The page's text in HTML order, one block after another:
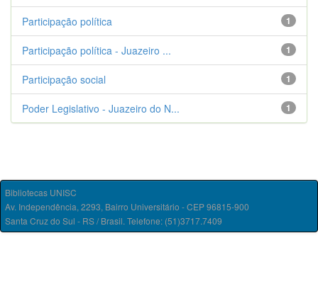
1
Participação política
1
Participação política - Juazeiro ...
1
Participação social
1
Poder Legislativo - Juazeiro do N...
Bibliotecas UNISC
Av. Independência, 2293, Bairro Universitário - CEP 96815-900
Santa Cruz do Sul - RS / Brasil. Telefone: (51)3717.7409